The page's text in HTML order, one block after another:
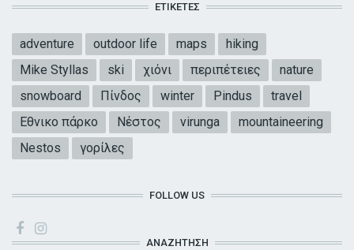
ΕΤΙΚΈΤΕΣ
adventure outdoor life maps
hiking
Mike Styllas
ski χιόνι περιπέτειες
nature
snowboard
Πίνδος winter Pindus
travel
Εθνικο πάρκο
Νέστος virunga
mountaineering
Nestos
γορίλες
FOLLOW US
ΑΝΑΖΗΤΗΣΗ